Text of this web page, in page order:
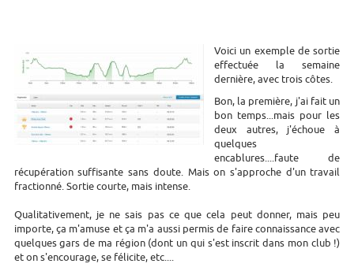
Voici un exemple de sortie
effectuée la semaine
dernière, avec trois côtes.
Bon, la première, j'ai fait un
bon temps...mais pour les
deux autres, j'échoue à
quelques
encablures....faute de
récupération suffisante sans doute. Mais on s'approche d'un travail
fractionné. Sortie courte, mais intense.
Qualitativement, je ne sais pas ce que cela peut donner, mais peu
importe, ça m'amuse et ça m'a aussi permis de faire connaissance avec
quelques gars de ma région (dont un qui s'est inscrit dans mon club !)
et on s'encourage, se félicite, etc....